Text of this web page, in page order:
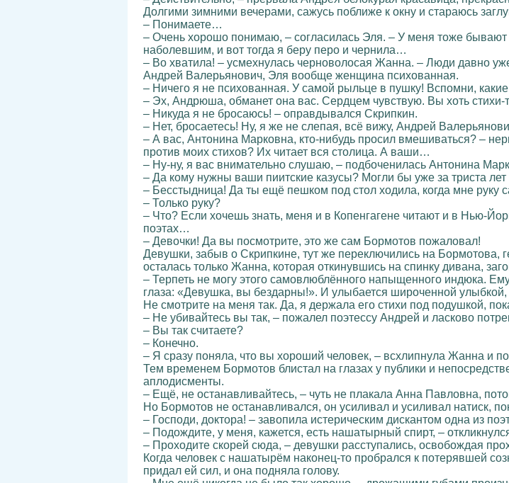
Долгими зимними вечерами, сажусь поближе к окну и стараюсь
– Понимаете…
– Очень хорошо понимаю, – согласилась Эля. – У меня тоже бывают
наболевшим, и вот тогда я беру перо и чернила…
– Во хватила! – усмехнулась черноволосая Жанна. – Люди давно
Андрей Валерьянович, Эля вообще женщина психованная.
– Ничего я не психованная. У самой рыльце в пушку! Вспомни,
– Эх, Андрюша, обманет она вас. Сердцем чувствую. Вы хоть стихи-
– Никуда я не бросаюсь! – оправдывался Скрипкин.
– Нет, бросаетесь! Ну, я же не слепая, всё вижу, Андрей
– А вас, Антонина Марковна, кто-нибудь просил вмешиваться? –
против моих стихов? Их читает вся столица. А ваши…
– Ну-ну, я вас внимательно слушаю, – подбоченилась Антонина
– Да кому нужны ваши пиитские казусы? Могли бы уже за триста лет
– Бесстыдница! Да ты ещё пешком под стол ходила, когда мне руку
– Только руку?
– Что? Если хочешь знать, меня и в Копенгагене читают и в Нью-
поэтах…
– Девочки! Да вы посмотрите, это же сам Бормотов пожаловал!
Девушки, забыв о Скрипкине, тут же переключились на Бормотова,
осталась только Жанна, которая откинувшись на спинку дивана,
– Терпеть не могу этого самовлюблённого напыщенного индюка.
глаза: «Девушка, вы бездарны!». И улыбается широченной
Не смотрите на меня так. Да, я держала его стихи под подушкой,
– Не убивайтесь вы так, – пожалел поэтессу Андрей и ласково
– Вы так считаете?
– Конечно.
– Я сразу поняла, что вы хороший человек, – всхлипнула Жанна и
Тем временем Бормотов блистал на глазах у публики и
аплодисменты.
– Ещё, не останавливайтесь, – чуть не плакала Анна Павловна,
Но Бормотов не останавливался, он усиливал и усиливал натиск,
– Господи, доктора! – завопила истерическим дискантом одна из
– Подождите, у меня, кажется, есть нашатырный спирт, –
– Проходите скорей сюда, – девушки расступались, освобождая
Когда человек с нашатырём наконец-то пробрался к потерявшей
придал ей сил, и она подняла голову.